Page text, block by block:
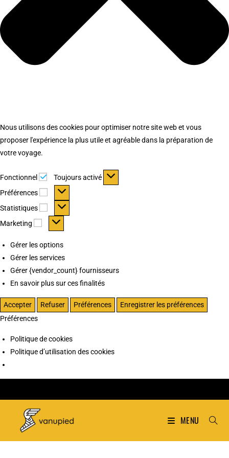
Nous utilisons des cookies pour optimiser notre site web et vous
proposer l'expérience la plus utile et agréable dans la préparation de
votre voyage.
Fonctionnel Fonctionnel
Toujours activé
Préférences
Préférences
Statistiques Statistiques
Marketing Marketing
Gérer les options
Gérer les services
Gérer {vendor_count} fournisseurs
En savoir plus sur ces finalités
Accepter Refuser Préférences
Enregistrer les préférences
Préférences
Politique de cookies
Politique d’utilisation des cookies
MENU